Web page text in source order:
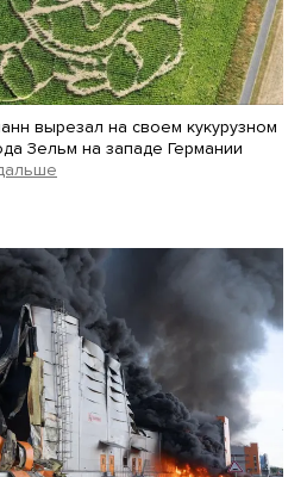
вырезал на своем кукурузном
Зельм на западе Германии